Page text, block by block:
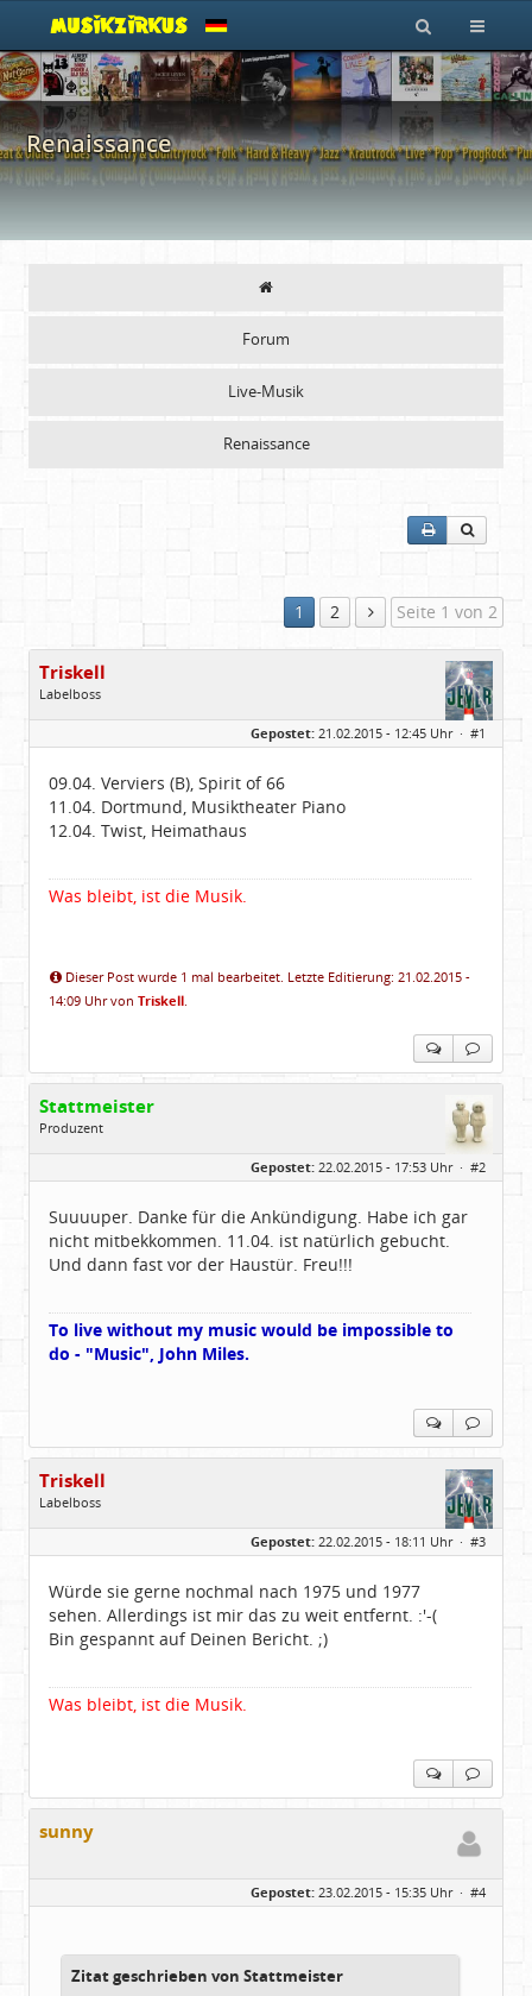
Renaissance
Forum
Live-Musik
Renaissance
1 2 Seite 1 von 2
Triskell
Labelboss
Geschlecht:
Alter:
68
Dabei seit:
04 / 2006
Gepostet: 21.02.2015 - 12:45 Uhr · #1
09.04. Verviers (B), Spirit of 66
11.04. Dortmund, Musiktheater Piano
12.04. Twist, Heimathaus
Was bleibt, ist die Musik.
Dieser Post wurde 1 mal bearbeitet. Letzte Editierung: 21.02.2015 -
14:09 Uhr von Triskell.
Stattmeister
Produzent
Beiträge:
14322
Gepostet: 22.02.2015 - 17:53 Uhr · #2
Suuuuper. Danke für die Ankündigung. Habe ich gar
nicht mitbekkommen. 11.04. ist natürlich gebucht.
Und dann fast vor der Haustür. Freu!!!
To live without my music would be impossible to
do - "Music", John Miles.
Triskell
Labelboss
Geschlecht:
Alter:
68
Dabei seit:
04 / 2006
Gepostet: 22.02.2015 - 18:11 Uhr · #3
Würde sie gerne nochmal nach 1975 und 1977
sehen. Allerdings ist mir das zu weit entfernt. :'-(
Bin gespannt auf Deinen Bericht. ;)
Was bleibt, ist die Musik.
sunny
Gepostet: 23.02.2015 - 15:35 Uhr · #4
Zitat geschrieben von Stattmeister